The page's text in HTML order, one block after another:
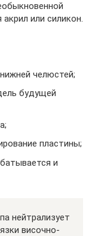
или силикон.
челюстей;
будущей
пластины;
и
нейтрализует
височно-